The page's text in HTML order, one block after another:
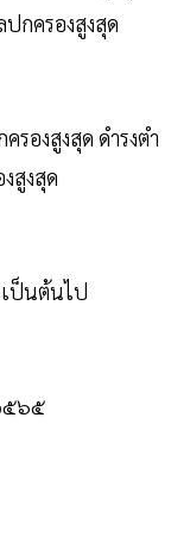
กครองสูงสุด
รองสูงสุด ดํารงตํา
สูงสุด
ป็นต้นไป
๕๖๕